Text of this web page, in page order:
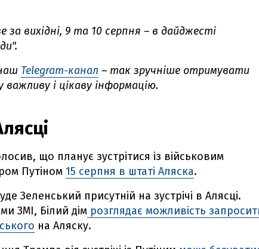
за вихідні, 9 та 10 серпня – в дайджесті
Telegram-канал – так зручніше отримувати
і цікаву інформацію.
що планує зустрітися із військовим
Путіном 15 серпня в штаті Аляска.
Зеленський присутній на зустрічі в Алясці.
ЗМІ, Білий дім розглядає можливість
на Аляску.